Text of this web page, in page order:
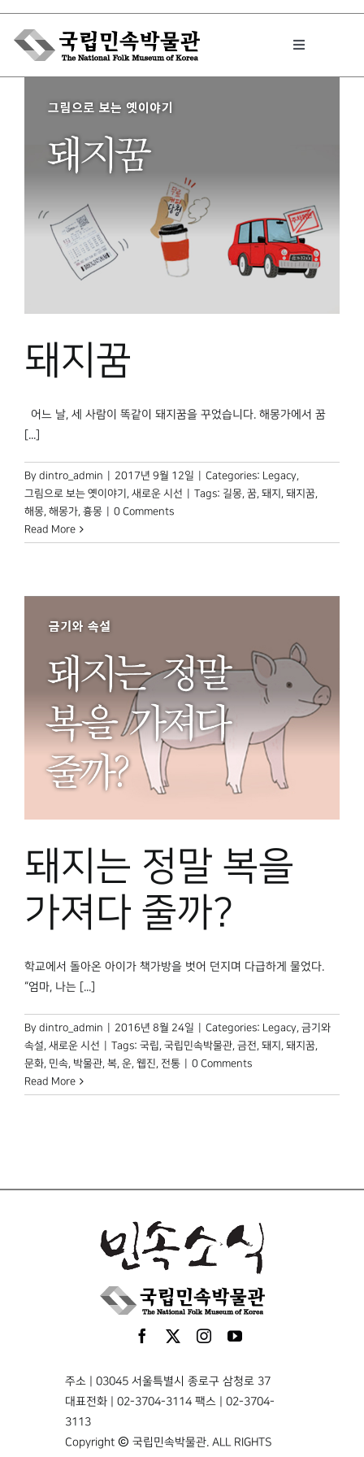
Skip
content
Toggle
박물관에서는
민속이야기
민속 인사이드
박물관 홈페이지
돼지꿈
어느 날, 세 사람이 똑같이 돼지꿈을 꾸었습니다. 해몽가에서 꿈
[...]
By dintro_admin 2017년 9월 12일 Categories: Legacy,
그림으로 보는 옛이야기 , 새로운 시선 Tags: 길몽, 꿈, 돼지 , 돼지꿈,
해몽, 해몽가, 흉몽
0 Comments
Read More
돼지는 정말 복을
가져다 줄까?
학교에서 돌아온 아이가 책가방을 벗어 던지며 다급하게 물었다.
“엄마, 나는 [...]
By dintro_admin 2016년 8월 24일 Categories: Legacy, 금기와
속설, 새로운 시선 Tags: 국립, 국립민속박물관, 금전, 돼지 , 돼지꿈,
문화, 민속, 박물관, 복, 운, 웹진, 전통
0 Comments
Read More
주소 | 03045 서울특별시 종로구 삼청로 37
대표전화 | 02-3704-3114 팩스 | 02-3704-
3113
Copyright © 국립민속박물관. ALL RIGHTS